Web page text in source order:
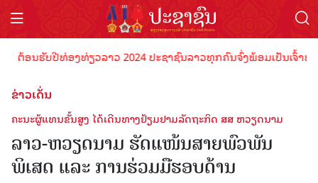
ນຮັບປີທ່ອງທ່ຽວລາວ 2024 ປະຊາຊົນລາວທຸກຄົນຈົ່ງພ້ອມເປັນເຈົ້າພາບ
ຂ່າວເດັ່ນ
ຄະ​ນະຜູ້​ແທນ​ຂັ້ນ​ສູງ ໄດ້ເດີນ​ທາງ​ຢ້ຽມ​ຢາມລັດຖະກິດ ສສ ຫວຽດ​ນາມ
ລາວ-ຫວຽດນາມ ຮັດແໜ້ນສາຍພົວພັນ
ພິເສດ ແລະ ການຮ່ວມມືຮອບດ້ານ